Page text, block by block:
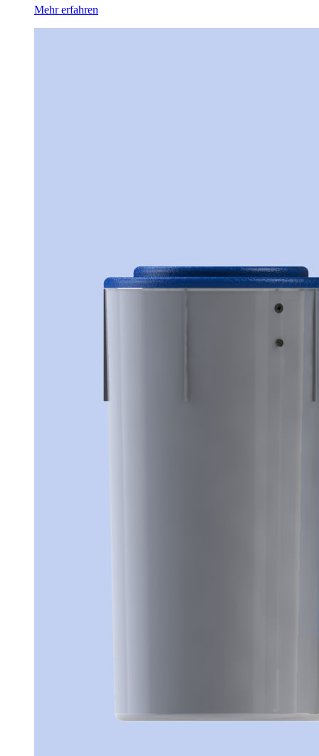
Mehr erfahren